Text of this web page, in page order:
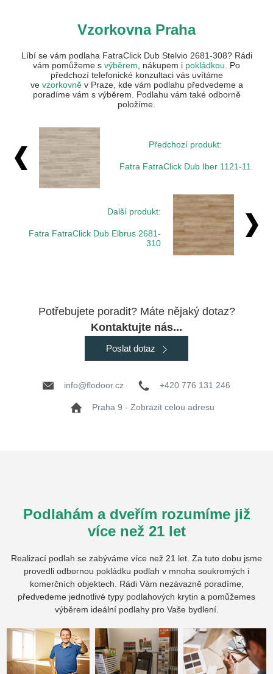
Vzorkovna Praha
Líbí se vám podlaha FatraClick Dub Stelvio 2681-308? Rádi
vám pomůžeme s výběrem, nákupem i pokládkou. Po
předchozí telefonické konzultaci vás uvítáme
ve vzorkovně v Praze, kde vám podlahu předvedeme a
poradíme vám s výběrem. Podlahu vám také odborně
položíme.
Předchozí produkt:
Fatra FatraClick Dub Iber 1121-11
Další produkt:
Fatra FatraClick Dub Elbrus 2681-
310
Potřebujete poradit? Máte nějaký dotaz?
Kontaktujte nás...
Poslat dotaz
info@flodoor.cz +420 776 131 246
Praha 9 - Zobrazit celou adresu
Podlahám a dveřím rozumíme již
více než 21 let
Realizací podlah se zabýváme více než 21 let. Za tuto dobu jsme
provedli odbornou pokládku podlah v mnoha soukromých i
komerčních objektech. Rádi Vám nezávazně poradíme,
předvedeme jednotlivé typy podlahových krytin a pomůžemes
výběrem ideální podlahy pro Vaše bydlení.